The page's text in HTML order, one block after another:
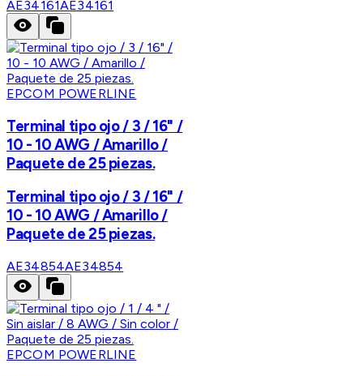
AE34161AE34161
EPCOM POWERLINE
Terminal tipo ojo / 3 / 16" /
10 - 10 AWG / Amarillo /
Paquete de 25 piezas.
Terminal tipo ojo / 3 / 16" /
10 - 10 AWG / Amarillo /
Paquete de 25 piezas.
AE34854AE34854
EPCOM POWERLINE